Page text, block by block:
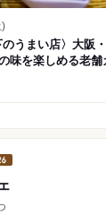
)
のうまい店〉大阪
味を楽しめる老舗